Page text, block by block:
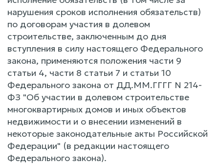
нарушения сроков исполнения обязательств)
по договорам участия в долевом
строительстве, заключенным до дня
вступления в силу настоящего Федерального
закона, применяются положения части 9
статьи 4, части 8 статьи 7 и статьи 10
Федерального закона от ДД.ММ.ГГГГ N 214-
ФЗ "Об участии в долевом строительстве
многоквартирных домов и иных объектов
недвижимости и о внесении изменений в
некоторые законодательные акты Российской
Федерации" (в редакции настоящего
Федерального закона).